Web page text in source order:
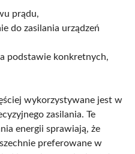
prądu,
do zasilania urządzeń
podstawie konkretnych,
wykorzystywane jest w
zasilania. Te
energii sprawiają, że
preferowane w